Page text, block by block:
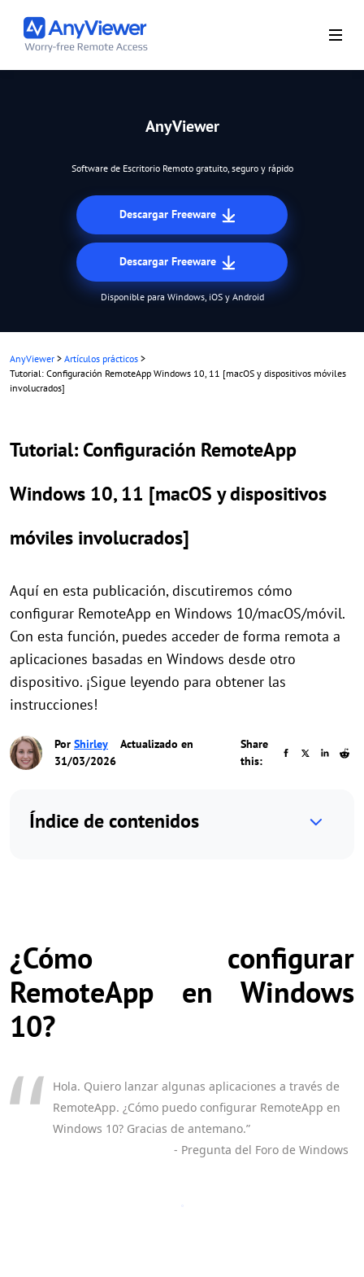
AnyViewer
Software de Escritorio Remoto gratuito, seguro y rápido
Descargar Freeware
Descargar Freeware
Disponible para Windows, iOS y Android
AnyViewer > Artículos prácticos >
Tutorial: Configuración RemoteApp Windows 10, 11 [macOS y dispositivos móviles
involucrados]
Tutorial: Configuración RemoteApp
Windows 10, 11 [macOS y dispositivos
móviles involucrados]
Aquí en esta publicación, discutiremos cómo
configurar RemoteApp en Windows 10/macOS/móvil.
Con esta función, puedes acceder de forma remota a
aplicaciones basadas en Windows desde otro
dispositivo. ¡Sigue leyendo para obtener las
instrucciones!
Por Shirley
Actualizado en
31/03/2026
Share
this:
Índice de contenidos
¿Cómo configurar
RemoteApp en Windows
10?
Hola. Quiero lanzar algunas aplicaciones a través de
RemoteApp. ¿Cómo puedo configurar RemoteApp en
Windows 10? Gracias de antemano.”
- Pregunta del Foro de Windows